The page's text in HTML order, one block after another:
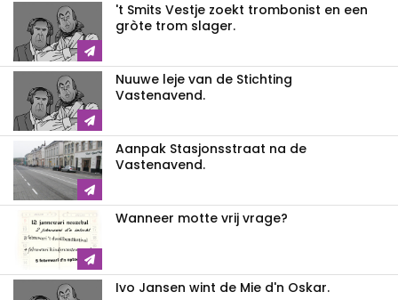
't Smits Vestje zoekt trombonist en een
gròte trom slager.
Nuuwe leje van de Stichting
Vastenavend.
Aanpak Stasjonsstraat na de
Vastenavend.
Wanneer motte vrij vrage?
Ivo Jansen wint de Mie d'n Oskar.